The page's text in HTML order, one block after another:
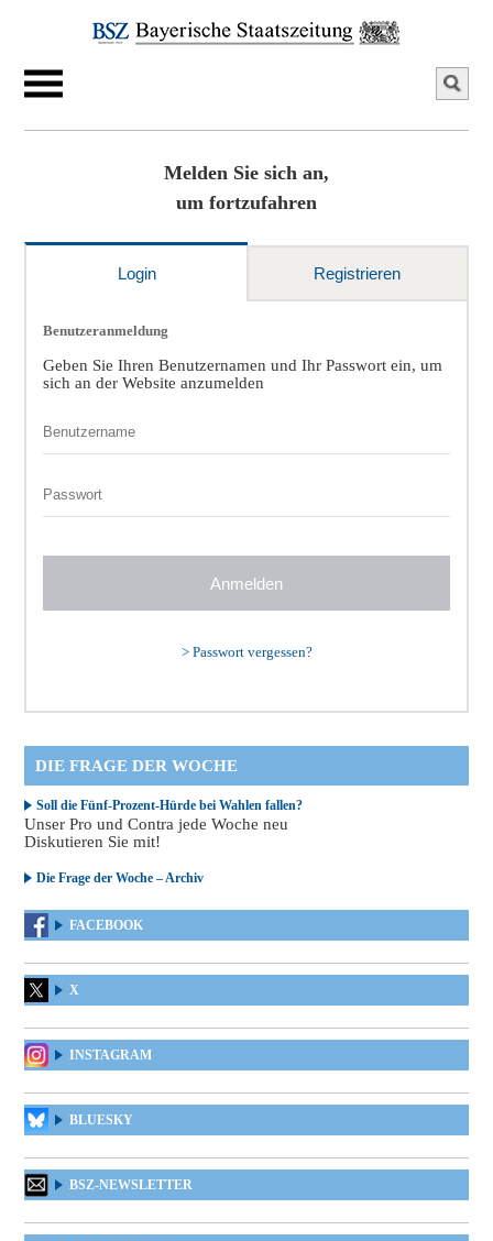
Melden Sie sich an,
um fortzufahren
Login Registrieren
Benutzeranmeldung
Geben Sie Ihren Benutzernamen und Ihr Passwort ein, um
sich an der Website anzumelden
> Passwort vergessen?
DIE FRAGE DER WOCHE
Soll die Fünf-Prozent-Hürde bei Wahlen fallen?
Unser Pro und Contra jede Woche neu
Diskutieren Sie mit!
Die Frage der Woche – Archiv
FACEBOOK
X
INSTAGRAM
BLUESKY
BSZ-NEWSLETTER